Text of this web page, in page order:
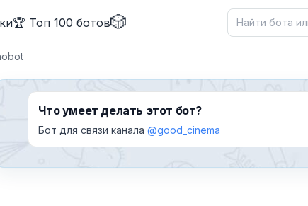
🏆 Топ 100 ботов🎲
Что умеет делать этот бот?
Бот для связи канала@good_cinema